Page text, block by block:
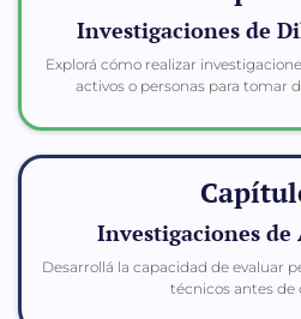
Investigaciones de
Explorá cómo realizar
activos o personas para tomar
Investigaciones de
Desarrollá la capacidad de evaluar
técnicos antes de